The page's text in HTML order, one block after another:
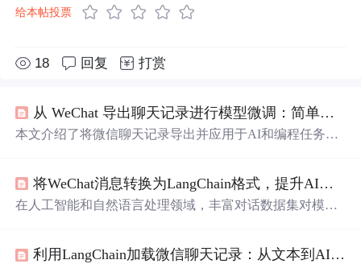
给本帖投票
18 回复 打赏
从 WeChat 导出聊天记录进行模型微调：简单的五步指南
本文介绍了将微信聊天记录导出并应用于AI和编程任务的
后提供了进一步学习的资源，如LangChain官方文档等。
将WeChat消息转换为LangChain格式，提升AI模型的训练效率
在人工智能和自然语言处理领域，丰富对话数据集对模型
现，还分析了应用场景并给出实践建议，可用于模型微调利用LangChain加载微信聊天记录：从文本到AI训练样本